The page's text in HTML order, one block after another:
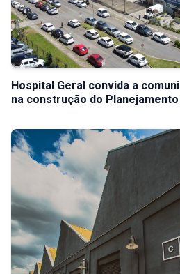
Hospital Geral convida a
na construção do